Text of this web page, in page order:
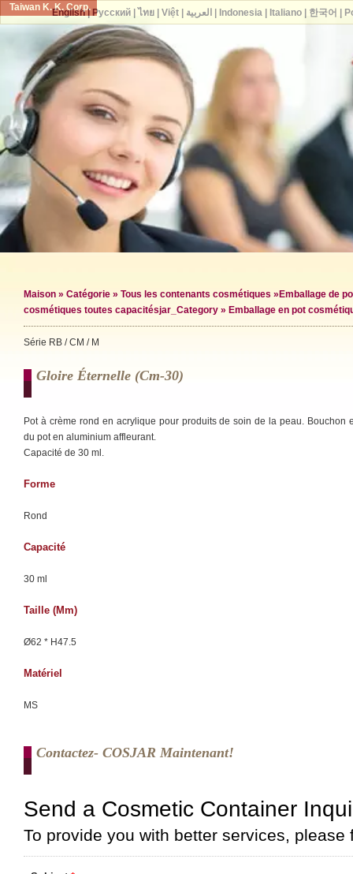
Taiwan K. K. Corp.
Maison » Catégorie » Tous les contenants cosmétiques » Emballage de
cosmétiques toutes capacitésjar_Category » Emballage en pot
Série RB / CM / M
Gloire Éternelle (cm-30)
Pot à crème rond en acrylique pour produits de soin de la peau. Bouchon
du pot en aluminium affleurant.
Capacité de 30 ml.
Forme
Rond
Capacité
30 ml
Taille (mm)
Ø62 * H47.5
Matériel
MS
Contactez- COSJAR Maintenant!
English| Русский| ไทย| Việt| العربية Indonesia| Italiano| 한국어